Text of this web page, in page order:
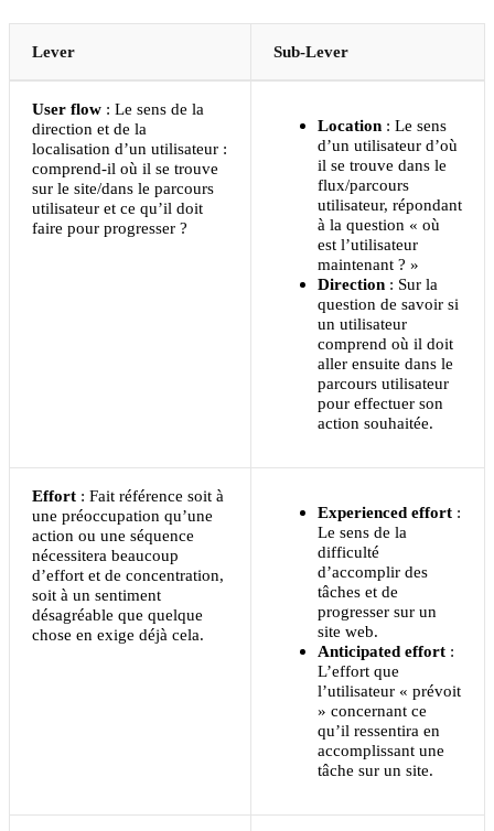
Lever Sub-Lever
User flow : Le sens de la
direction et de la
localisation d’un utilisateur :
comprend-il où il se trouve
sur le site/dans le parcours
utilisateur et ce qu’il doit
faire pour progresser ?
Location : Le sens
d’un utilisateur d’où
il se trouve dans le
flux/parcours
utilisateur, répondant
à la question « où
est l’utilisateur
maintenant ? »
Direction : Sur la
question de savoir si
un utilisateur
comprend où il doit
aller ensuite dans le
parcours utilisateur
pour effectuer son
action souhaitée.
Effort : Fait référence soit à
une préoccupation qu’une
action ou une séquence
nécessitera beaucoup
d’effort et de concentration,
soit à un sentiment
désagréable que quelque
chose en exige déjà cela.
Experienced effort :
Le sens de la
difficulté
d’accomplir des
tâches et de
progresser sur un
site web.
Anticipated effort :
L’effort que
l’utilisateur « prévoit
» concernant ce
qu’il ressentira en
accomplissant une
tâche sur un site.